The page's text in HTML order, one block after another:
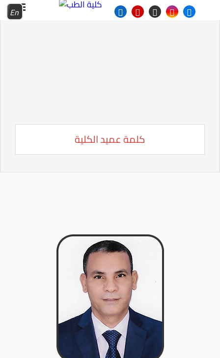
En
كلمة عميد الكلية